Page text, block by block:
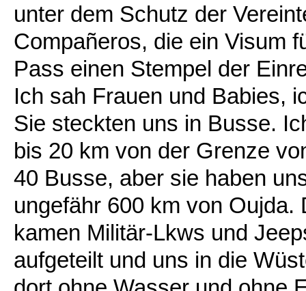
unter dem Schutz der
Compañeros, die ein Visum
Pass einen Stempel der
Ich sah Frauen und Babies,
Sie steckten uns in Busse.
bis 20 km von der Grenze
40 Busse, aber sie haben
ungefähr 600 km von
kamen Militär-Lkws und
aufgeteilt und uns in die